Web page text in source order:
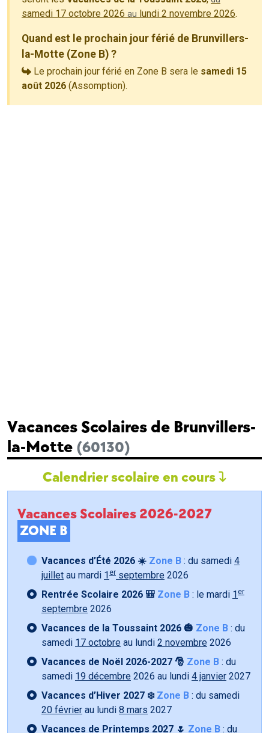
samedi 17 octobre 2026 au lundi 2 novembre 2026.
Quand est le prochain jour férié de Brunvillers-
la-Motte (Zone B) ?
Le prochain jour férié en Zone B sera le samedi 15
août 2026 (Assomption).
Vacances Scolaires de Brunvillers-
la-Motte (60130)
Calendrier scolaire en cours
Vacances Scolaires 2026-2027
ZONE B
Vacances d’Été 2026 ☀️ Zone B : du samedi 4
juillet au mardi 1 er septembre 2026
Rentrée Scolaire 2026 🎒 Zone B : le mardi 1 er
septembre 2026
Vacances de la Toussaint 2026 🎃 Zone B : du
samedi 17 octobre au lundi 2 novembre 2026
Vacances de Noël 2026-2027 🎅 Zone B : du
samedi 19 décembre 2026 au lundi 4 janvier 2027
Vacances d’Hiver 2027 ❄️ Zone B : du samedi
20 février au lundi 8 mars 2027
Vacances de Printemps 2027 🌷 Zone B : du